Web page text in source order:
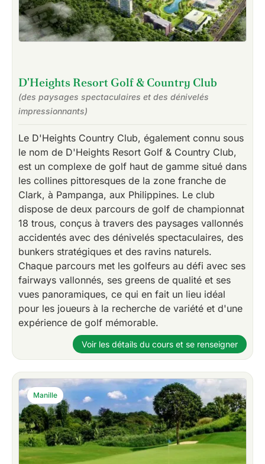
D'Heights Resort Golf & Country Club
(des paysages spectaculaires et des dénivelés
impressionnants)
Le D'Heights Country Club, également connu sous
le nom de D'Heights Resort Golf & Country Club,
est un complexe de golf haut de gamme situé dans
les collines pittoresques de la zone franche de
Clark, à Pampanga, aux Philippines. Le club
dispose de deux parcours de golf de championnat
18 trous, conçus à travers des paysages vallonnés
accidentés avec des dénivelés spectaculaires, des
bunkers stratégiques et des ravins naturels.
Chaque parcours met les golfeurs au défi avec ses
fairways vallonnés, ses greens de qualité et ses
vues panoramiques, ce qui en fait un lieu idéal
pour les joueurs à la recherche de variété et d'une
expérience de golf mémorable.
Voir les détails du cours et se renseigner
Manille